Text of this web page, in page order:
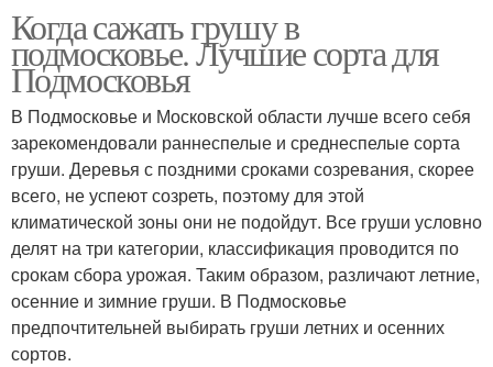
Когда сажать грушу в
подмосковье. Лучшие сорта для
Подмосковья
В Подмосковье и Московской области лучше всего себя
зарекомендовали раннеспелые и среднеспелые сорта
груши. Деревья с поздними сроками созревания, скорее
всего, не успеют созреть, поэтому для этой
климатической зоны они не подойдут. Все груши условно
делят на три категории, классификация проводится по
срокам сбора урожая. Таким образом, различают летние,
осенние и зимние груши. В Подмосковье
предпочтительней выбирать груши летних и осенних
сортов.